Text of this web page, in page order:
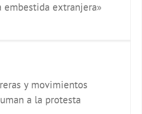
embestida extranjera»
y movimientos
a la protesta